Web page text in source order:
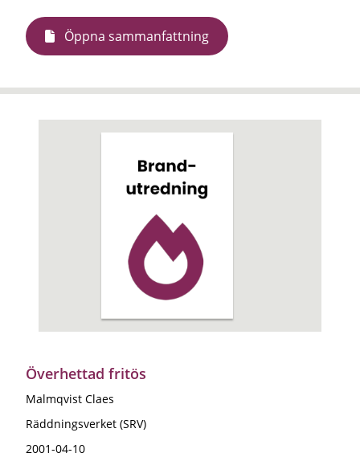
Öppna sammanfattning
Överhettad fritös
Malmqvist Claes
Räddningsverket (SRV)
2001-04-10